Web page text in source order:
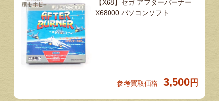
【X68】セガ アフターバーナー
X68000 パソコンソフト
参考買取価格 3,500 円